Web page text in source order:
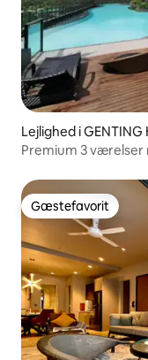
Lejlighed i GENTING
Premium 3 værelser
Gæstefavorit
Gæstefavorit